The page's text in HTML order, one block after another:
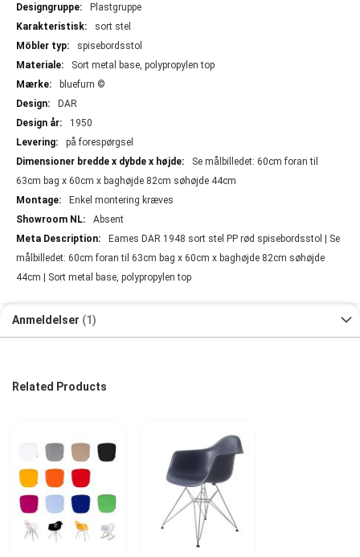
Plastgruppe
sort stel
spisebordsstol
Sort metal base, polypropylen top
bluefurn ©
DAR
1950
på forespørgsel
Se målbilledet: 60cm foran til
63cm bag x 60cm x baghøjde 82cm søhøjde 44cm
Enkel montering kræves
Absent
Eames DAR 1948 sort stel PP rød spisebordsstol | Se
målbilledet: 60cm foran til 63cm bag x 60cm x baghøjde 82cm søhøjde
44cm | Sort metal base, polypropylen top
Anmeldelser 1
Related Products